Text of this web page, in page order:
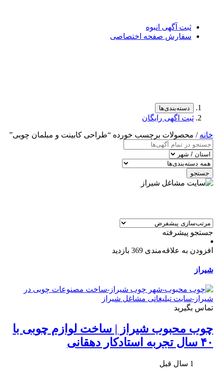
ثبت آگهی انبوه
سفارش صفحه اختصاصی
دسته‌بندی‌ها
ثبت اگهی رایگان
خانه / محصولات برچسب خورده “طراحی کابینت و مبلمان چوبی”
جستجو
جستجو پیشرفته
افزودن به علاقه‌مندی 369 بازدید
شیراز
تماس بگیرید
چوب محبوب شیراز | ساخت لوازم چوبی با
۴۰ سال تجربه استادکار دهقانی
1 سال قبل